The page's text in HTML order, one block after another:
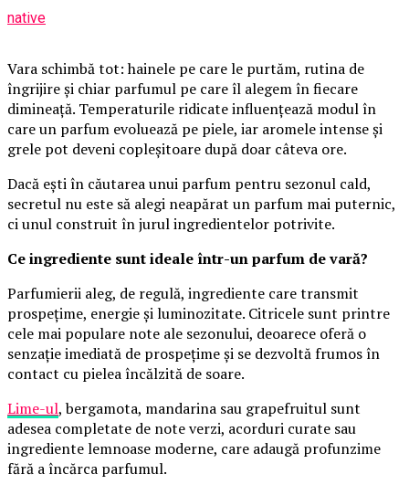
native
Vara schimbă tot: hainele pe care le purtăm, rutina de
îngrijire și chiar parfumul pe care îl alegem în fiecare
dimineață. Temperaturile ridicate influențează modul în
care un parfum evoluează pe piele, iar aromele intense și
grele pot deveni copleșitoare după doar câteva ore.
Dacă ești în căutarea unui parfum pentru sezonul cald,
secretul nu este să alegi neapărat un parfum mai puternic,
ci unul construit în jurul ingredientelor potrivite.
Ce ingrediente sunt ideale într-un parfum de vară?
Parfumierii aleg, de regulă, ingrediente care transmit
prospețime, energie și luminozitate. Citricele sunt printre
cele mai populare note ale sezonului, deoarece oferă o
senzație imediată de prospețime și se dezvoltă frumos în
contact cu pielea încălzită de soare.
Lime-ul, bergamota, mandarina sau grapefruitul sunt
adesea completate de note verzi, acorduri curate sau
ingrediente lemnoase moderne, care adaugă profunzime
fără a încărca parfumul.